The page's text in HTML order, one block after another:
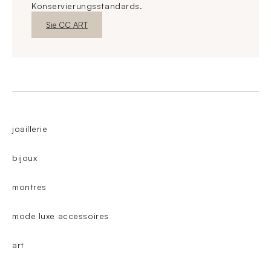
Konservierungsstandards.
Neues FensterEntdecken
Sie CC ART
joaillerie
bijoux
montres
mode luxe accessoires
art